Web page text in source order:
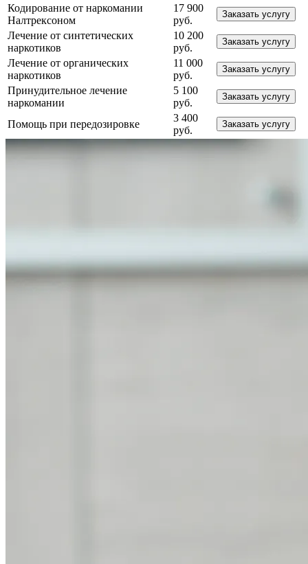
Кодирование от наркомании
Налтрексоном
17 900
руб.
Заказать услугу
Лечение от синтетических
наркотиков
10 200
руб.
Заказать услугу
Лечение от органических
наркотиков
11 000
руб.
Заказать услугу
Принудительное лечение
наркомании
5 100
руб.
Заказать услугу
Помощь при передозировке
3 400
руб.
Заказать услугу